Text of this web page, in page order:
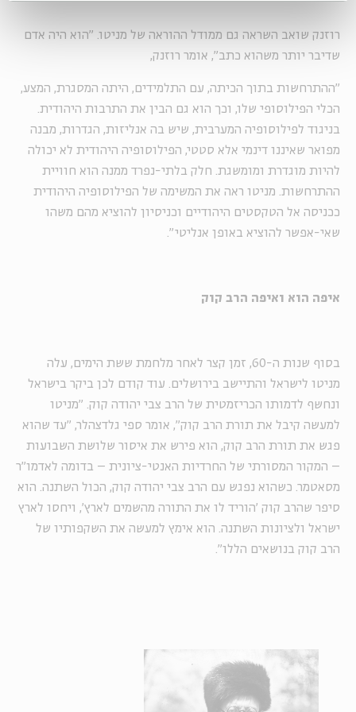
רוזנק שואב השראה גם ממודל ההוראה של מניטו. "הוא היה אדם
שדיבר יותר משהוא כתב", אומר רוזנק,
"ההתרחשות בתוך הכיתה, עם התלמידים, היתה המסגרת, המצע,
הכלי הפילוסופי שלו, וכך הוא גם הבין את התרבות היהודית.
בניגוד לפילוסופיה המערבית, שיש בה אנליזות, הגדרות, מבנה
מפואר שאיננו דינמי אלא סטטי, הפילוסופיה היהודית לא יכולה
להיות מוגדרת ומומשגת. חלק בלתי-נפרד ממנה הוא חוויית
ההתרחשות. מניטו ראה את המשימה של הפילוסופיה היהודית
ככניסה אל הטקסטים היהודיים וכניסיון להוציא מהם משהו
שאי-אפשר להוציא באופן אנליטי".
איפה הוא ואיפה הרב קוק
בסוף שנות ה-60, זמן קצר לאחר מלחמת ששת הימים, עלה
מניטו לישראל והתיישב בירושלים. עוד קודם לכן ביקר בישראל
ונחשף לדמותו הכריזמטית של הרב צבי יהודה קוק. "מניטו
למעשה קיבל את תורת הרב קוק", אומר ספי גלדצהלר, "עד שהוא
פגש את תורת הרב קוק, הוא פירש את איסור שלושת השבועות
– המקור המסורתי של החרדיות האנטי-ציונית – בדומה לאדמו"ר
מסאטמר. כשהוא נפגש עם הרב צבי יהודה קוק, הכול השתנה. הוא
סיפר שהרב קוק 'הוריד לו את התורה מהשמים לארץ', ויחסו לארץ
ישראל ולציונות השתנה. הוא אימץ למעשה את השקפותיו של
הרב קוק בנושאים הללו".